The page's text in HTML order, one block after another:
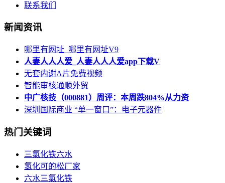
联系我们
新闻资讯
哪里有网址_哪里有网址V9
人妻人人人爱_人妻人人人爱app下载V
无套内谢A片免费视频
智能审核通顺外贸
中广核技（000881）周评：本周跌804%从力资
深圳国际商业 “单一窗口”：电子元器件
热门关键词
三氯化铁六水
氢化可的松厂家
六水三氯化铁